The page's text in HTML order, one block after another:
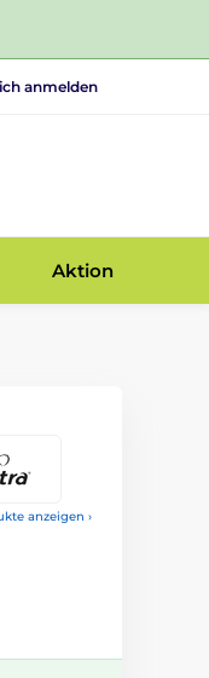
anmelden
Aktion
anzeigen ›